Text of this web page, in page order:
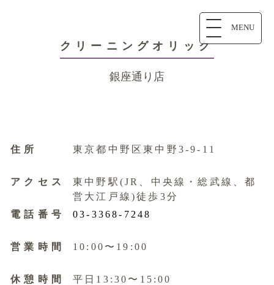
MENU
クリーニングオリック
銀座通り店
住所 東京都中野区東中野3-9-11
アクセス
東中野駅(JR、中央線・総武線、都
営大江戸線)徒歩3分
電話番号
03-3368-7248
営業時間 10:00〜19:00
休憩時間 平日13:30〜15:00